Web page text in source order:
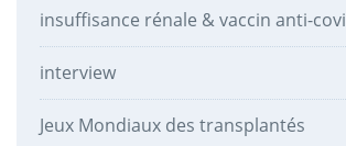
insuffisance rénale & vaccin anti-covi
interview
Jeux Mondiaux des transplantés